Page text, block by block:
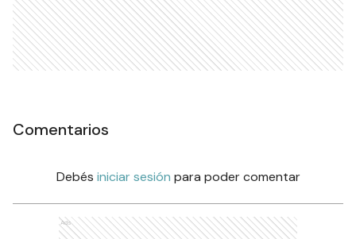
Comentarios
Debés iniciar sesión para poder comentar
Ads